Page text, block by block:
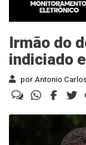
Irmão do
indiciado
por Antonio